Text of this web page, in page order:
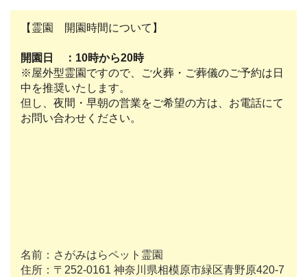
【霊園 開園時間について】
開園日 ：10時から20時
※屋外型霊園ですので、ご火葬・ご葬儀のご予約は日
中を推奨いたします。
但し、夜間・早朝の営業をご希望の方は、お電話にて
お問い合わせください。
名前：さがみはらペット霊園
住所：〒252-0161 神奈川県相模原市緑区青野原420-7